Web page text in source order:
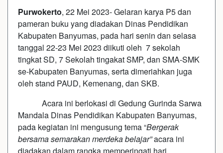
Purwokerto, 22 Mei 2023- Gelaran karya P5 dan
pameran buku yang diadakan Dinas Pendidikan
Kabupaten Banyumas, pada hari senin dan selasa
tanggal 22-23 Mei 2023 diikuti oleh 7 sekolah
tingkat SD, 7 Sekolah tingakat SMP, dan SMA-SMK
se-Kabupaten Banyumas, serta dimeriahkan juga
oleh stand PAUD, Kemenang, dan SKB.
Acara ini berlokasi di Gedung Gurinda Sarwa
Mandala Dinas Pendidikan Kabupaten Banyumas,
pada kegiatan ini mengusung tema “Bergerak
bersama semarakan merdeka belajar”acara ini
diadakan dalam rangka memperingati hari